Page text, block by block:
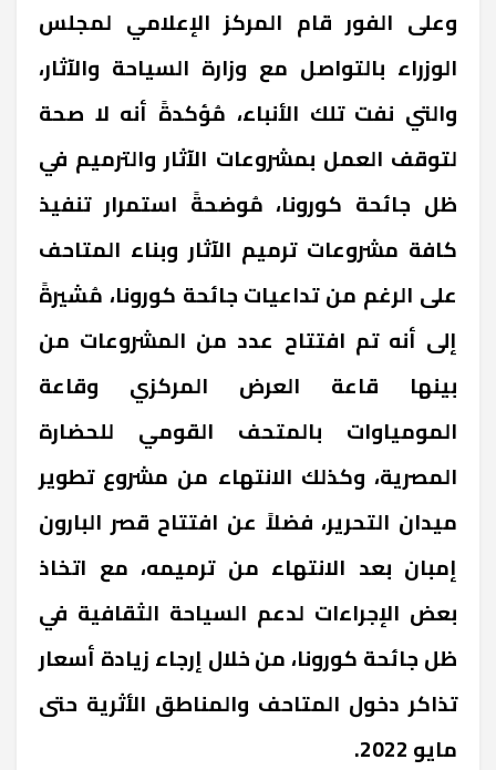
وعلى الفور قام المركز الإعلامي لمجلس
الوزراء بالتواصل مع وزارة السياحة والآثار،
والتي نفت تلك الأنباء، مُؤكدةً أنه لا صحة
لتوقف العمل بمشروعات الآثار والترميم في
ظل جائحة كورونا، مُوضحةً استمرار تنفيذ
كافة مشروعات ترميم الآثار وبناء المتاحف
على الرغم من تداعيات جائحة كورونا، مُشيرةً
إلى أنه تم افتتاح عدد من المشروعات من
بينها قاعة العرض المركزي وقاعة
المومياوات بالمتحف القومي للحضارة
المصرية، وكذلك الانتهاء من مشروع تطوير
ميدان التحرير، فضلاً عن افتتاح قصر البارون
إمبان بعد الانتهاء من ترميمه، مع اتخاذ
بعض الإجراءات لدعم السياحة الثقافية في
ظل جائحة كورونا، من خلال إرجاء زيادة أسعار
تذاكر دخول المتاحف والمناطق الأثرية حتى
مايو 2022.